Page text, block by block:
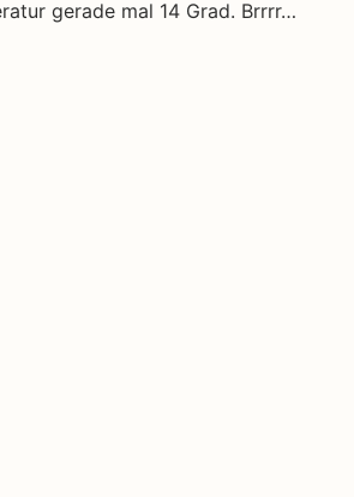
gerade mal 14 Grad. Brrrr…